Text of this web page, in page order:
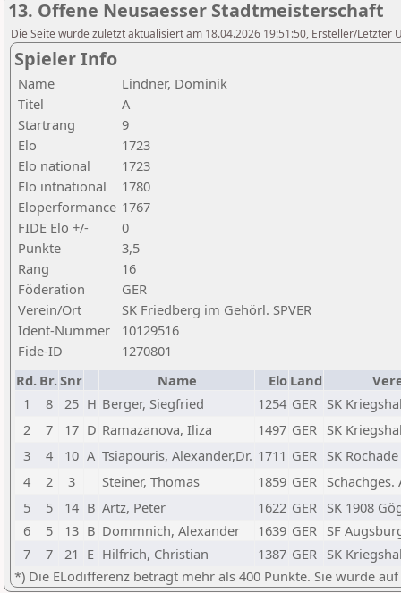
13. Offene Neusaesser Stadtmeisterschaft
Die Seite wurde zuletzt aktualisiert am 18.04.2026 19:51:50, Ersteller/Letzter
Spieler Info
Name
Lindner, Dominik
Titel
A
Startrang
9
Elo
1723
Elo national
1723
Elo intnational
1780
Eloperformance 1767
FIDE Elo +/-
0
Punkte
3,5
Rang
16
Föderation
GER
Verein/Ort
SK Friedberg im Gehörl. SPVER
Ident-Nummer
10129516
Fide-ID
1270801
Rd. Br.Snr Name Elo Land
1
8 25 H Berger, Siegfried 1254 GER SK
2
7 17 D Ramazanova, Iliza 1497 GER SK
3
4 10 A Tsiapouris, Alexander,Dr. 1711 GER SK
4
2 3 Steiner, Thomas 1859 GER
5
5 14 B Artz, Peter 1622 GER SK 1908
6
5 13 B Dommnich, Alexander 1639 GER SF
7
7 21 E Hilfrich, Christian 1387 GER SK
*) Die ELodifferenz beträgt mehr als 400 Punkte. Sie wurde